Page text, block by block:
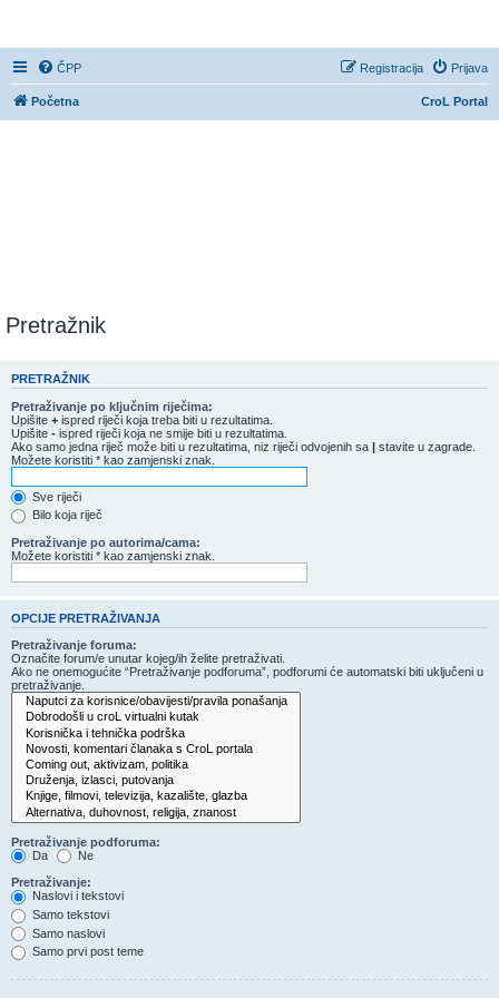
ČPP Prijava
Registracija
CroL Portal
Početna
Pretražnik
PRETRAŽNIK
Pretraživanje po ključnim riječima:
Upišite + ispred riječi koja treba biti u rezultatima.
Upišite - ispred riječi koja ne smije biti u rezultatima.
Ako samo jedna riječ može biti u rezultatima, niz riječi odvojenih sa | stavite u zagrade.
Možete koristiti * kao zamjenski znak.
Sve riječi
Bilo koja riječ
Pretraživanje po autorima/cama:
Možete koristiti * kao zamjenski znak.
OPCIJE PRETRAŽIVANJA
Pretraživanje foruma:
Označite forum/e unutar kojeg/ih želite pretraživati.
Ako ne onemogućite “Pretraživanje podforuma”, podforumi će automatski biti uključeni u
pretraživanje.
Pretraživanje podforuma:
Da
Ne
Pretraživanje:
Naslovi i tekstovi
Samo tekstovi
Samo naslovi
Samo prvi post teme